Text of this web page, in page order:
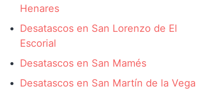
Henares
Desatascos en San Lorenzo de El
Escorial
Desatascos en San Mamés
Desatascos en San Martín de la Vega